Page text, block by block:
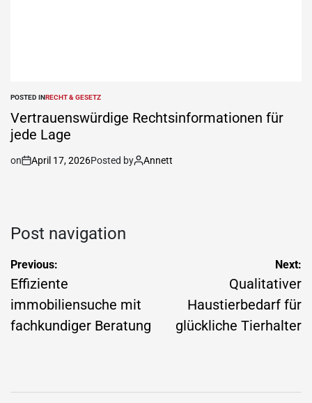
POSTED INRECHT & GESETZ
Vertrauenswürdige Rechtsinformationen für
jede Lage
on April 17, 2026Posted by Annett
Post navigation
Previous:
Effiziente
immobiliensuche mit
fachkundiger Beratung
Next:
Qualitativer
Haustierbedarf für
glückliche Tierhalter